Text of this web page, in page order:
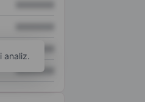
XXXXXXX
analiz.